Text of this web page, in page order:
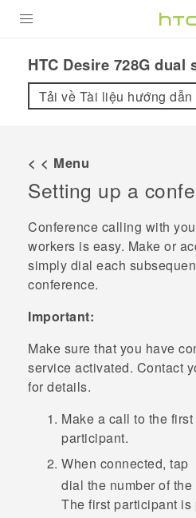
VIVE
VIVERSE
ỨNG DỤNG
HỖ TRỢ
HTC Desire 728G dual
Tải về Tài liệu hướng dẫn
< < Menu
Setting up a
Conference calling with
workers is easy. Make or
simply dial each
conference.
Important:
Make sure that you have
service activated. Contact
for details.
Make a call to the
participant.
When connected, tap
dial the number of
The first participant is